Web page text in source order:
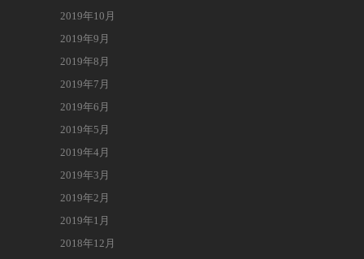
2019年10月
2019年9月
2019年8月
2019年7月
2019年6月
2019年5月
2019年4月
2019年3月
2019年2月
2019年1月
2018年12月